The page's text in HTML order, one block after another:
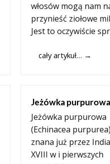
włosów mogą nam
przynieść ziołowe
Jest to oczywiście
cały artykuł… →
Jeżówka purpurowa
Jeżówka purpurowa
(Echinacea
znana już przez
XVIII w i pierwszych